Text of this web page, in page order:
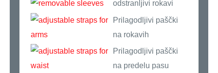
odstranljivi rokavi
Prilagodljivi paščki
na rokavih
Prilagodljivi paščki
na predelu pasu